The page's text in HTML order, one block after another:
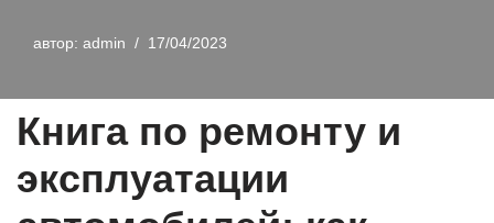
автор: admin 17/04/2023
Книга по ремонту и
эксплуатации